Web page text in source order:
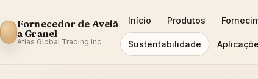
Fornecedor de Avelã
a Granel
Atlas Global Trading Inc.
Início Produtos
Sustentabilidade